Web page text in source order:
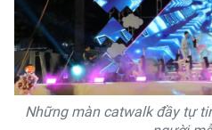
Những màn catwalk đầy tự